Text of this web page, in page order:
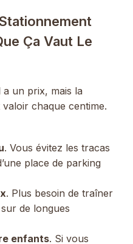
Ça Vaut Le
a un prix, mais la
chaque centime.
. Vous évitez les tracas
place de parking
. Plus besoin de traîner
de longues
enfants. Si vous